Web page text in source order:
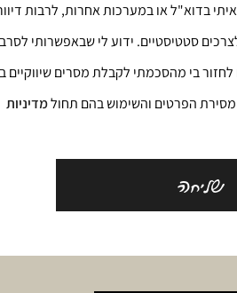
בדוא"ל או במערכות אחרות, לרבות דיוור
סטטיסטיים. ידוע לי שבאפשרותי לסרב
בי מהסכמתי לקבלת מסרים שיווקיים בכל
הפרטים והשימוש בהם תחולמדיניות
שליחה